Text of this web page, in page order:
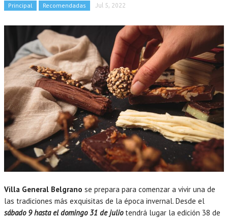
Principal Recomendadas Jul 5, 2022
Villa General Belgrano se prepara para comenzar a vivir una de
las tradiciones más exquisitas de la época invernal. Desde el
sábado 9 hasta el domingo 31 de juliotendrá lugar la edición 38 de